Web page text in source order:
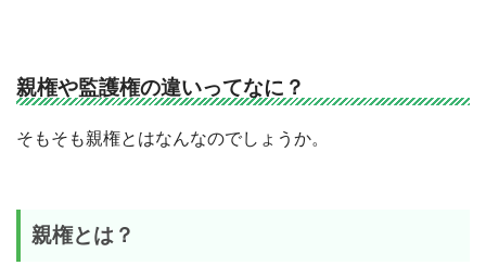
親権や監護権の違いってなに？
そもそも親権とはなんなのでしょうか。
親権とは？